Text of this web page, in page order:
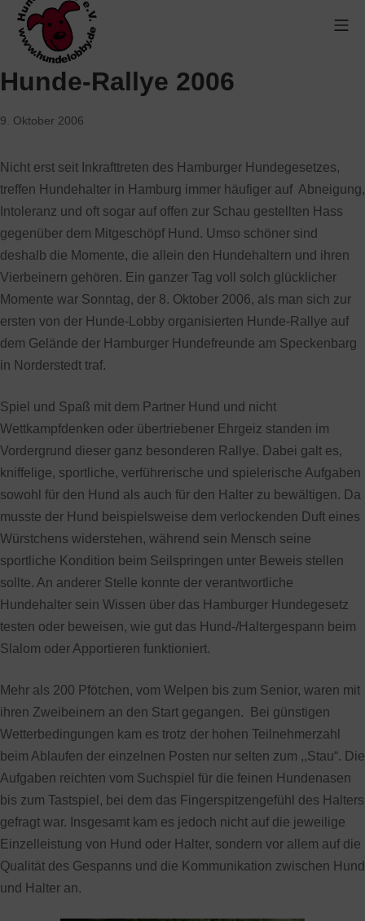
Hunde-Rallye 2006
9. Oktober 2006
Nicht erst seit Inkrafttreten des Hamburger Hundegesetzes,
treffen Hundehalter in Hamburg immer häufiger auf Abneigung,
Intoleranz und oft sogar auf offen zur Schau gestellten Hass
gegenüber dem Mitgeschöpf Hund. Umso schöner sind
deshalb die Momente, die allein den Hundehaltern und ihren
Vierbeinern gehören. Ein ganzer Tag voll solch glücklicher
Momente war Sonntag, der 8. Oktober 2006, als man sich zur
ersten von der Hunde-Lobby organisierten Hunde-Rallye auf
dem Gelände der Hamburger Hundefreunde am Speckenbarg
in Norderstedt traf.
Spiel und Spaß mit dem Partner Hund und nicht
Wettkampfdenken oder übertriebener Ehrgeiz standen im
Vordergrund dieser ganz besonderen Rallye. Dabei galt es,
kniffelige, sportliche, verführerische und spielerische Aufgaben
sowohl für den Hund als auch für den Halter zu bewältigen. Da
musste der Hund beispielsweise dem verlockenden Duft eines
Würstchens widerstehen, während sein Mensch seine
sportliche Kondition beim Seilspringen unter Beweis stellen
sollte. An anderer Stelle konnte der verantwortliche
Hundehalter sein Wissen über das Hamburger Hundegesetz
testen oder beweisen, wie gut das Hund-/Haltergespann beim
Slalom oder Apportieren funktioniert.
Mehr als 200 Pfötchen, vom Welpen bis zum Senior, waren mit
ihren Zweibeinern an den Start gegangen. Bei günstigen
Wetterbedingungen kam es trotz der hohen Teilnehmerzahl
beim Ablaufen der einzelnen Posten nur selten zum ,,Stau“. Die
Aufgaben reichten vom Suchspiel für die feinen Hundenasen
bis zum Tastspiel, bei dem das Fingerspitzengefühl des Halters
gefragt war. Insgesamt kam es jedoch nicht auf die jeweilige
Einzelleistung von Hund oder Halter, sondern vor allem auf die
Qualität des Gespanns und die Kommunikation zwischen Hund
und Halter an.